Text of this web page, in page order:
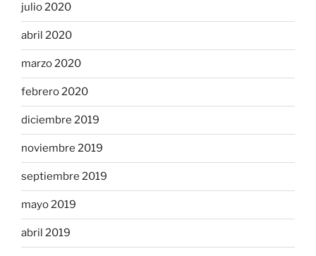
julio 2020
abril 2020
marzo 2020
febrero 2020
diciembre 2019
noviembre 2019
septiembre 2019
mayo 2019
abril 2019